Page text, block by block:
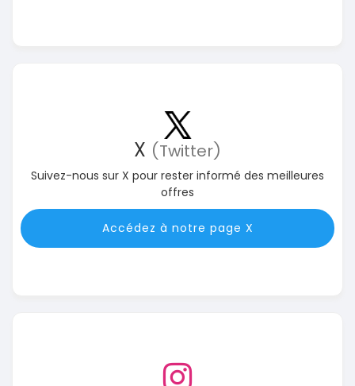
X (Twitter)
Suivez-nous sur X pour rester informé des meilleures
offres
Accédez à notre page X